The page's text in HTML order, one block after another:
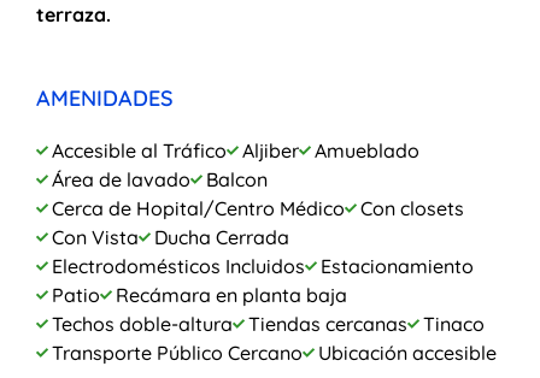
terraza.
AMENIDADES
Accesible al Tráfico Aljiber
Amueblado
Área de lavado
Balcon
Cerca de Hopital/Centro Médico
Con closets
Con Vista
Ducha Cerrada
Electrodomésticos Incluidos
Estacionamiento
Patio
Recámara en planta baja
Techos doble-altura
Tiendas cercanas
Tinaco
Transporte Público Cercano
Ubicación accesible